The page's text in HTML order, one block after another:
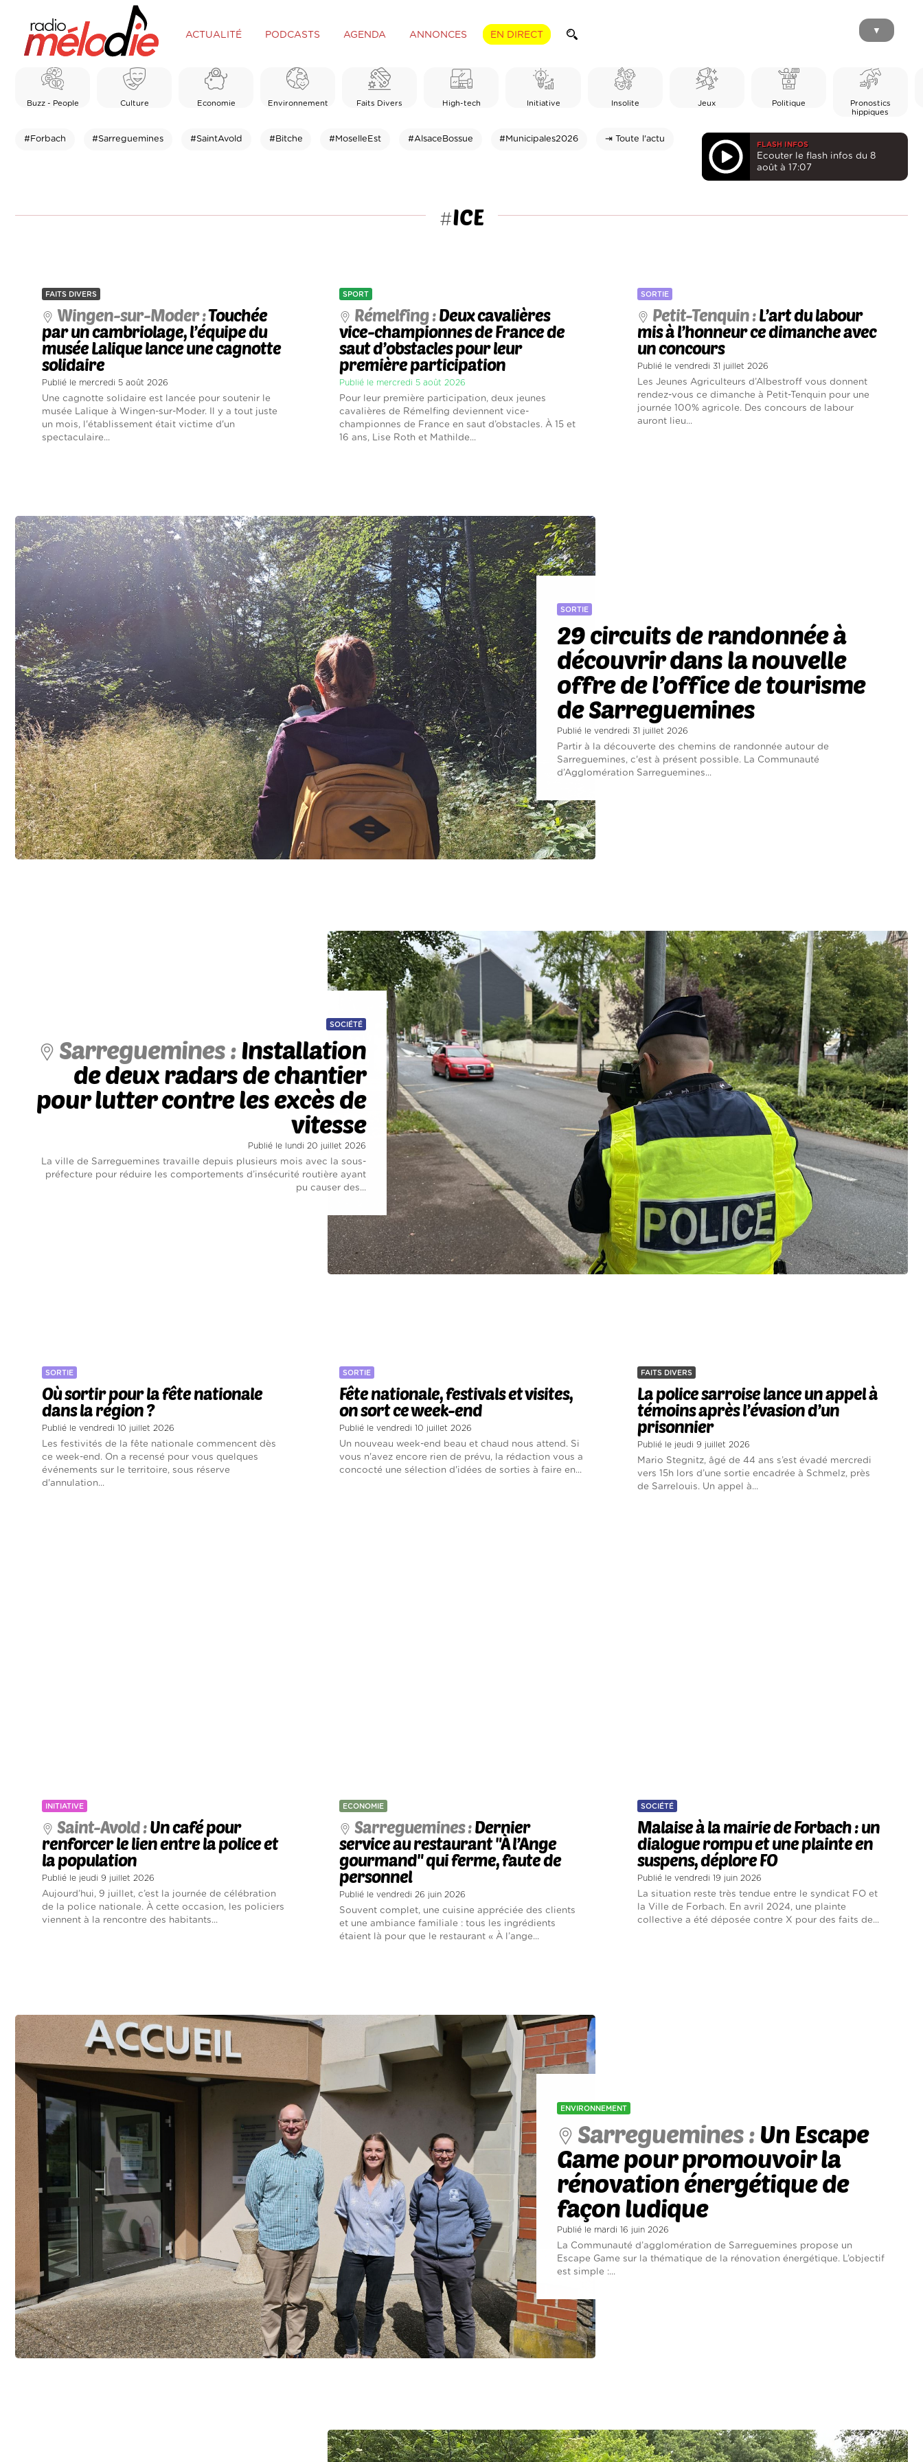
ACTUALITÉ PODCASTS AGENDA ANNONCES EN DIRECT ▼
Buzz - People Culture Economie Environnement Faits Divers High-tech Initiative Insolite Jeux Politique
Pronostics
hippiques
#Forbach #Sarreguemines #SaintAvold #Bitche #MoselleEst #AlsaceBossue #Municipales2026 ⇥ Toute l'actu
FLASH INFOS
Ecouter le flash infos du 8
août à 17:07
#ICE
FAITS DIVERS
Wingen-sur-Moder :Touchée
par un cambriolage, l’équipe du
musée Lalique lance une cagnotte
solidaire
Publié le mercredi 5 août 2026
Une cagnotte solidaire est lancée pour soutenir le
musée Lalique à Wingen-sur-Moder. Il y a tout juste
un mois, l'établissement était victime d'un
spectaculaire...
SPORT
Rémelfing :Deux cavalières
vice-championnes de France de
saut d’obstacles pour leur
première participation
Publié le mercredi 5 août 2026
Pour leur première participation, deux jeunes
cavalières de Rémelfing deviennent vice-
championnes de France en saut d’obstacles. À 15 et
16 ans, Lise Roth et Mathilde...
SORTIE
Petit-Tenquin :L’art du labour
mis à l’honneur ce dimanche avec
un concours
Publié le vendredi 31 juillet 2026
Les Jeunes Agriculteurs d’Albestroff vous donnent
rendez-vous ce dimanche à Petit-Tenquin pour une
journée 100% agricole. Des concours de labour
auront lieu...
SORTIE
29 circuits de randonnée à
découvrir dans la nouvelle
offre de l’office de tourisme
de Sarreguemines
Publié le vendredi 31 juillet 2026
Partir à la découverte des chemins de randonnée autour de
Sarreguemines, c'est à présent possible. La Communauté
d’Agglomération Sarreguemines...
SOCIÉTÉ
Sarreguemines :Installation
de deux radars de chantier
pour lutter contre les excès de
vitesse
Publié le lundi 20 juillet 2026
La ville de Sarreguemines travaille depuis plusieurs mois avec la sous-
préfecture pour réduire les comportements d’insécurité routière ayant
pu causer des...
SORTIE
Où sortir pour la fête nationale
dans la région ?
Publié le vendredi 10 juillet 2026
Les festivités de la fête nationale commencent dès
ce week-end. On a recensé pour vous quelques
événements sur le territoire, sous réserve
d'annulation...
SORTIE
Fête nationale, festivals et visites,
on sort ce week-end
Publié le vendredi 10 juillet 2026
Un nouveau week-end beau et chaud nous attend. Si
vous n'avez encore rien de prévu, la rédaction vous a
concocté une sélection d'idées de sorties à faire en...
FAITS DIVERS
La police sarroise lance un appel à
témoins après l’évasion d’un
prisonnier
Publié le jeudi 9 juillet 2026
Mario Stegnitz, âgé de 44 ans s’est évadé mercredi
vers 15h lors d’une sortie encadrée à Schmelz, près
de Sarrelouis. Un appel à...
INITIATIVE
Saint-Avold :Un café pour
renforcer le lien entre la police et
la population
Publié le jeudi 9 juillet 2026
Aujourd’hui, 9 juillet, c’est la journée de célébration
de la police nationale. À cette occasion, les policiers
viennent à la rencontre des habitants...
ECONOMIE
Sarreguemines :Dernier
service au restaurant "À l’Ange
gourmand" qui ferme, faute de
personnel
Publié le vendredi 26 juin 2026
Souvent complet, une cuisine appréciée des clients
et une ambiance familiale : tous les ingrédients
étaient là pour que le restaurant « À l’ange...
SOCIÉTÉ
Malaise à la mairie de Forbach : un
dialogue rompu et une plainte en
suspens, déplore FO
Publié le vendredi 19 juin 2026
La situation reste très tendue entre le syndicat FO et
la Ville de Forbach. En avril 2024, une plainte
collective a été déposée contre X pour des faits de...
ENVIRONNEMENT
Sarreguemines : Un Escape
Game pour promouvoir la
rénovation énergétique de
façon ludique
Publié le mardi 16 juin 2026
La Communauté d’agglomération de Sarreguemines propose un
Escape Game sur la thématique de la rénovation énergétique. L’objectif
est simple :...